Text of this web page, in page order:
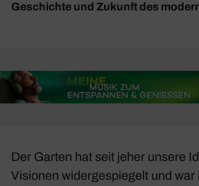
Geschichte und Zukunft des
Der Garten hat seit jeher unsere
Visionen wider­ge­spie­gelt und war